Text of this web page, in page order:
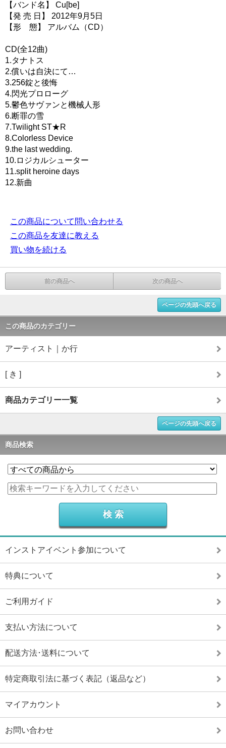
【バンド名】 Cu[be]
【発 売 日】 2012年9月5日
【形 態】 アルバム（CD）
CD(全12曲)
1.タナトス
2.償いは自決にて…
3.256錠と後悔
4.閃光プロローグ
5.鬱色サヴァンと機械人形
6.断罪の雪
7.Twilight ST★R
8.Colorless Device
9.the last wedding.
10.ロジカルシューター
11.split heroine days
12.新曲
この商品について問い合わせる
この商品を友達に教える
買い物を続ける
前の商品へ 次の商品へ
ページの先頭へ戻る
この商品のカテゴリー
アーティスト｜か行
[ き ]
商品カテゴリー一覧
ページの先頭へ戻る
商品検索
インストアイベント参加について
特典について
ご利用ガイド
支払い方法について
配送方法･送料について
特定商取引法に基づく表記（返品など）
マイアカウント
お問い合わせ